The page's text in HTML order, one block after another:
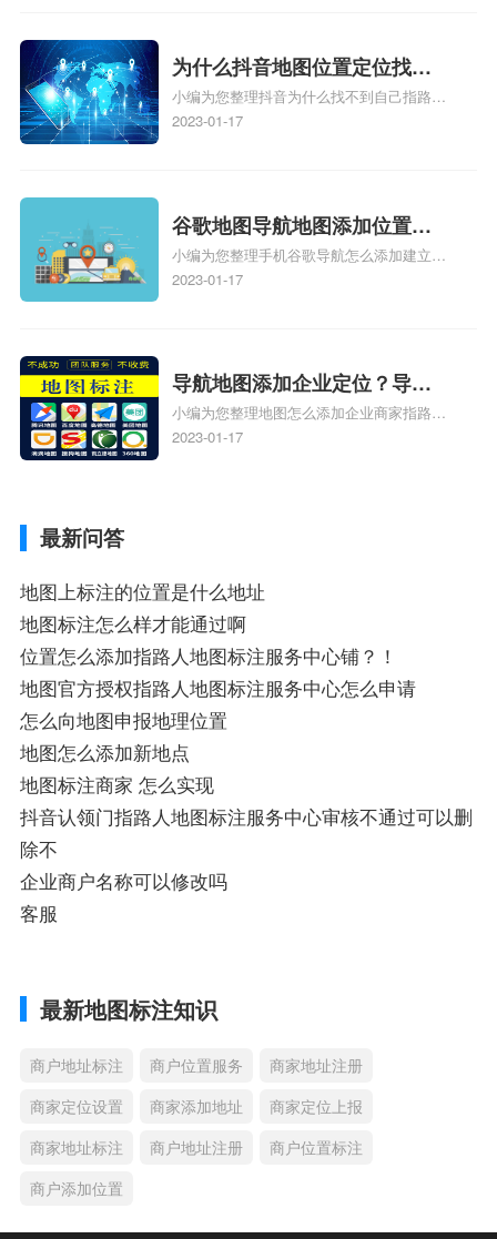
相关地图标注知识，详情可查看下方正文！
为什么抖音地图位置定位找不
到了？抖音为什么找不到当前
定位了？
小编为您整理抖音为什么找不到自己指路人
地图标注服务中心铺的位置、地图位置更新
服务中心位置、抖音突然不显示定位了相关
地图标注知识，详情可查看下方正文！
2023-01-17
谷歌地图导航地图添加位置？
添加谷歌地图导航位置？
小编为您整理手机谷歌导航怎么添加建立多
人位置、如何在地图，谷歌地图添加公司位
2023-01-17
导航地图添加企业定位？导航
定位企业？
小编为您整理地图怎么添加企业商家指路人
地图标注服务中心铺名称、地图怎么添加企
2023-01-17
最新问答
地图上标注的位置是什么地址
地图标注怎么样才能通过啊
位置怎么添加指路人地图标注服务中心铺？！
地图官方授权指路人地图标注服务中心怎么申请
怎么向地图申报地理位置
地图怎么添加新地点
地图标注商家 怎么实现
抖音认领门指路人地图标注服务中心审核不通过可以删
除不
企业商户名称可以修改吗
客服
最新地图标注知识
商户地址标注 商户位置服务
商家地址注册
商家定位设置
商家添加地址
商家定位上报
商家地址标注
商户地址注册
商户位置标注
商户添加位置